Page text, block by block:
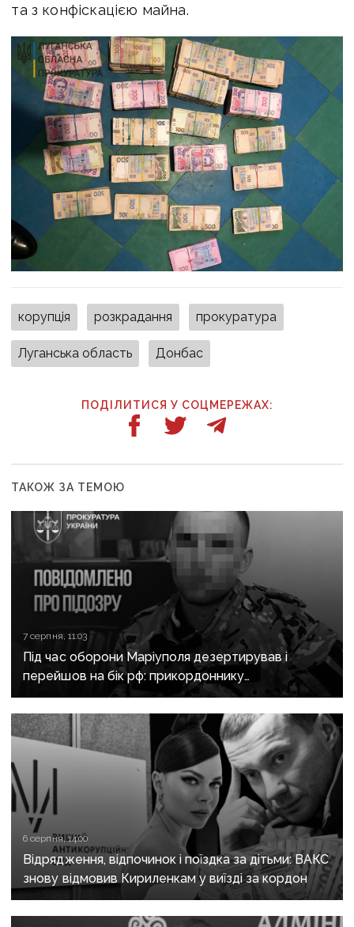
та з конфіскацією майна.
корупція розкрадання прокуратура
Луганська область Донбас
ПОДІЛИТИСЯ У СОЦМЕРЕЖАХ:
ТАКОЖ ЗА ТЕМОЮ
7 серпня, 11:03
Під час оборони Маріуполя дезертирував і
перейшов на бік рф: прикордоннику
з «Азовсталі» повідомили про підозру
6 серпня, 14:00
Відрядження, відпочинок і поїздка за дітьми: ВАКС
знову відмовив Кириленкам у виїзді за кордон